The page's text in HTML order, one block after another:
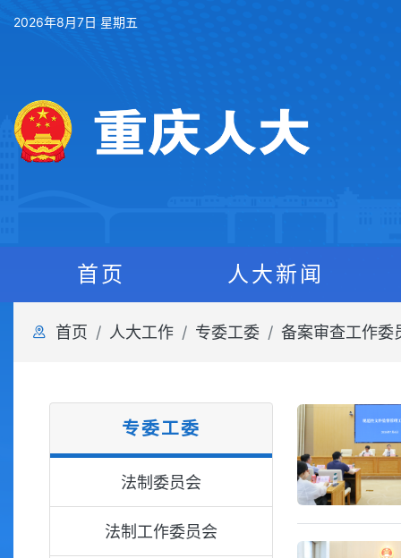
2026年8月7日 星期五
首页 人大新闻
首页 人大工作 专委工委 备案审查工作委
专委工委
法制委员会
法制工作委员会